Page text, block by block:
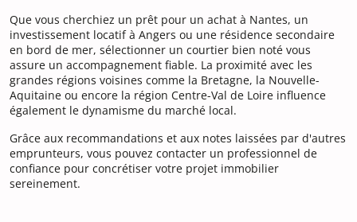
Que vous cherchiez un prêt pour un achat à Nantes, un
investissement locatif à Angers ou une résidence secondaire
en bord de mer, sélectionner un courtier bien noté vous
assure un accompagnement fiable. La proximité avec les
grandes régions voisines comme la Bretagne, la Nouvelle-
Aquitaine ou encore la région Centre-Val de Loire influence
également le dynamisme du marché local.
Grâce aux recommandations et aux notes laissées par d'autres
emprunteurs, vous pouvez contacter un professionnel de
confiance pour concrétiser votre projet immobilier
sereinement.